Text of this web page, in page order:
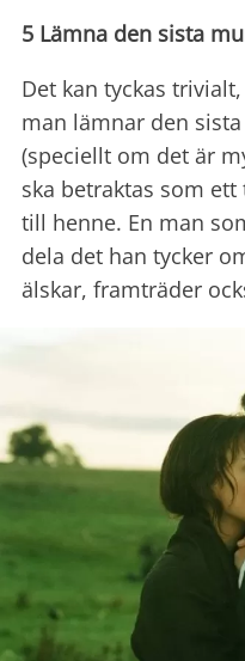
5 Lämna den sista
Det kan tyckas
man lämnar den
(speciellt om det är
ska betraktas som
till henne. En man
dela det han tycker
älskar, framträder